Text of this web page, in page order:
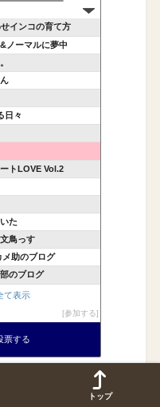
インコの育て方
ノーマルに夢中
日々
トLOVE Vol.2
た
鳥っす
メ助のブログ
のブログ
て表示
参加する
票する
トップ